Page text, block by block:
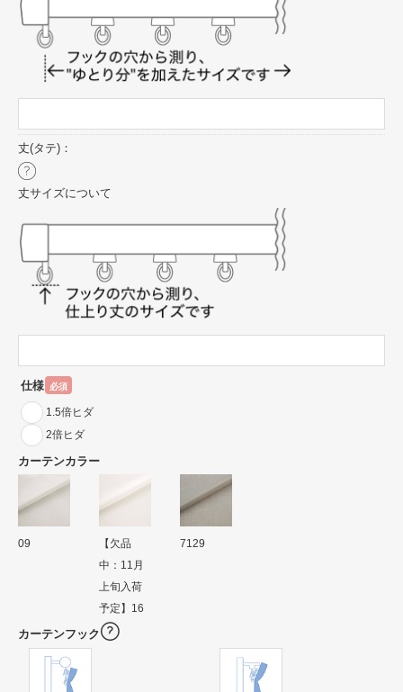
丈(タテ)：
丈サイズについて
仕様 必須
1.5倍ヒダ
2倍ヒダ
カーテンカラー
09
【欠品
中：11月
上旬入荷
予定】16
7129
カーテンフック